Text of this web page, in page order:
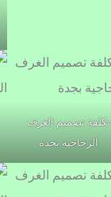
تكلفة تصميم الغرف
الزجاجية بجدة